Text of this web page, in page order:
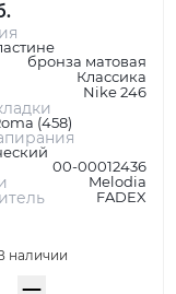
бронза матовая
Классика
Nike 246
(458)
00-00012436
Melodia
FADEX
наличии